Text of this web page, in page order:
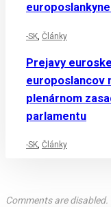
-SK Články
Prejavy
europoslancov
plenárnom
parlamentu
-SK, Články
Comments are disabled.